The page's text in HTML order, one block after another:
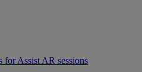
for Assist AR sessions